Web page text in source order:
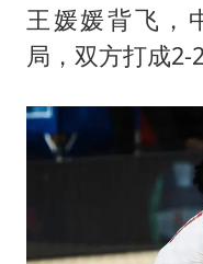
王媛媛背飞，
局，双方打成2-2